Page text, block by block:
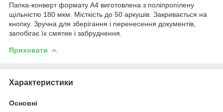
Папка-конверт формату А4 виготовлена з поліпропілену
щільністю 180 мкм. Місткість до 50 аркушів. Закривається на
кнопку. Зручна для зберігання і перенесення документів,
запобігає їх смятие і забруднення.
Приховати
Характеристики
Основні